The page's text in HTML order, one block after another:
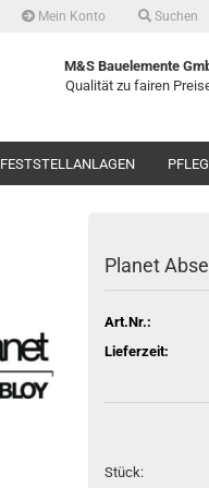
Mein Konto Suchen
M&S Bauelemente
Qualität zu fairen
FESTSTELLANLAGEN
Pla­net
Art.Nr.:
Lieferzeit:
Stück: